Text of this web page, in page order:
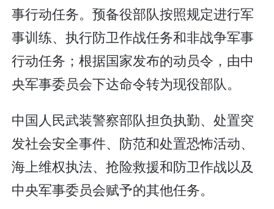
事行动任务。预备役部队按照规定进行军
事训练、执行防卫作战任务和非战争军事
行动任务；根据国家发布的动员令，由中
央军事委员会下达命令转为现役部队。
中国人民武装警察部队担负执勤、处置突
发社会安全事件、防范和处置恐怖活动、
海上维权执法、抢险救援和防卫作战以及
中央军事委员会赋予的其他任务。